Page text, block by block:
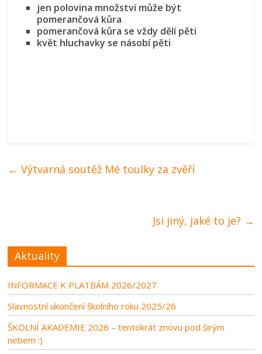
jen polovina množství může být
pomerančová kůra
pomerančová kůra se vždy dělí pěti
květ hluchavky se násobí pěti
← Výtvarná soutěž Mé toulky za zvěří
Jsi jiný, jaké to je? →
Aktuality
INFORMACE K PLATBÁM 2026/2027
Slavnostní ukončení školního roku 2025/26
ŠKOLNÍ AKADEMIE 2026 – tentokrát znovu pod širým
nebem :)